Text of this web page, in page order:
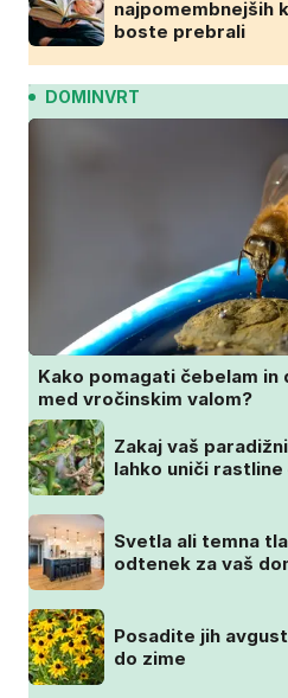
najpomembnejših
boste prebrali
DOMINVRT
Kako pomagati čebelam
med vročinskim valom?
Zakaj vaš
lahko uniči
Svetla ali temna
odtenek za vaš
Posadite jih
do zime